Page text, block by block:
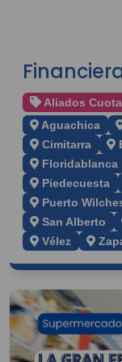
Aliados
Aguachica
Cimitarra
Floridablanca
Piedecuesta
Puerto
San Alberto
Vélez